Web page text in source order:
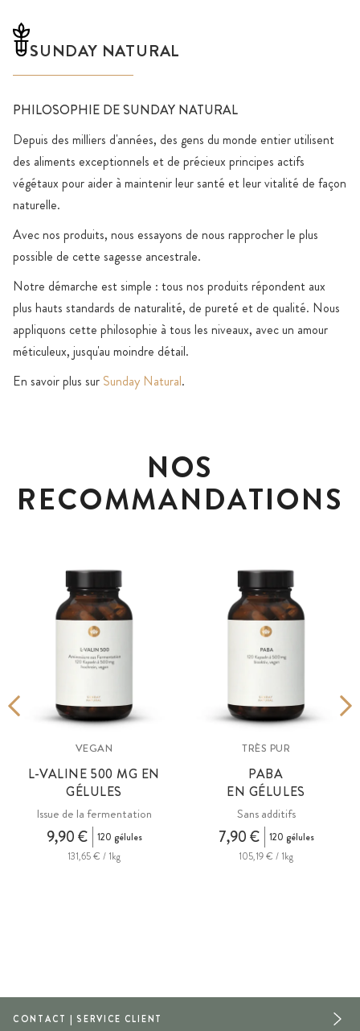
SUNDAY NATURAL
PHILOSOPHIE DE SUNDAY NATURAL
Depuis des milliers d'années, des gens du monde entier utilisent
des aliments exceptionnels et de précieux principes actifs
végétaux pour aider à maintenir leur santé et leur vitalité de façon
naturelle.
Avec nos produits, nous essayons de nous rapprocher le plus
possible de cette sagesse ancestrale.
Notre démarche est simple : tous nos produits répondent aux
plus hauts standards de naturalité, de pureté et de qualité. Nous
appliquons cette philosophie à tous les niveaux, avec un amour
méticuleux, jusqu'au moindre détail.
En savoir plus sur Sunday Natural.
NOS
RECOMMANDATIONS
VEGAN
L-VALINE 500 MG EN
GÉLULES
Issue de la fermentation
9,90 €
120 gélules
131,65 € / 1kg
TRÈS PUR
PABA
EN GÉLULES
Sans additifs
7,90 €
120 gélules
105,19 € / 1kg
CONTACT | SERVICE CLIENT